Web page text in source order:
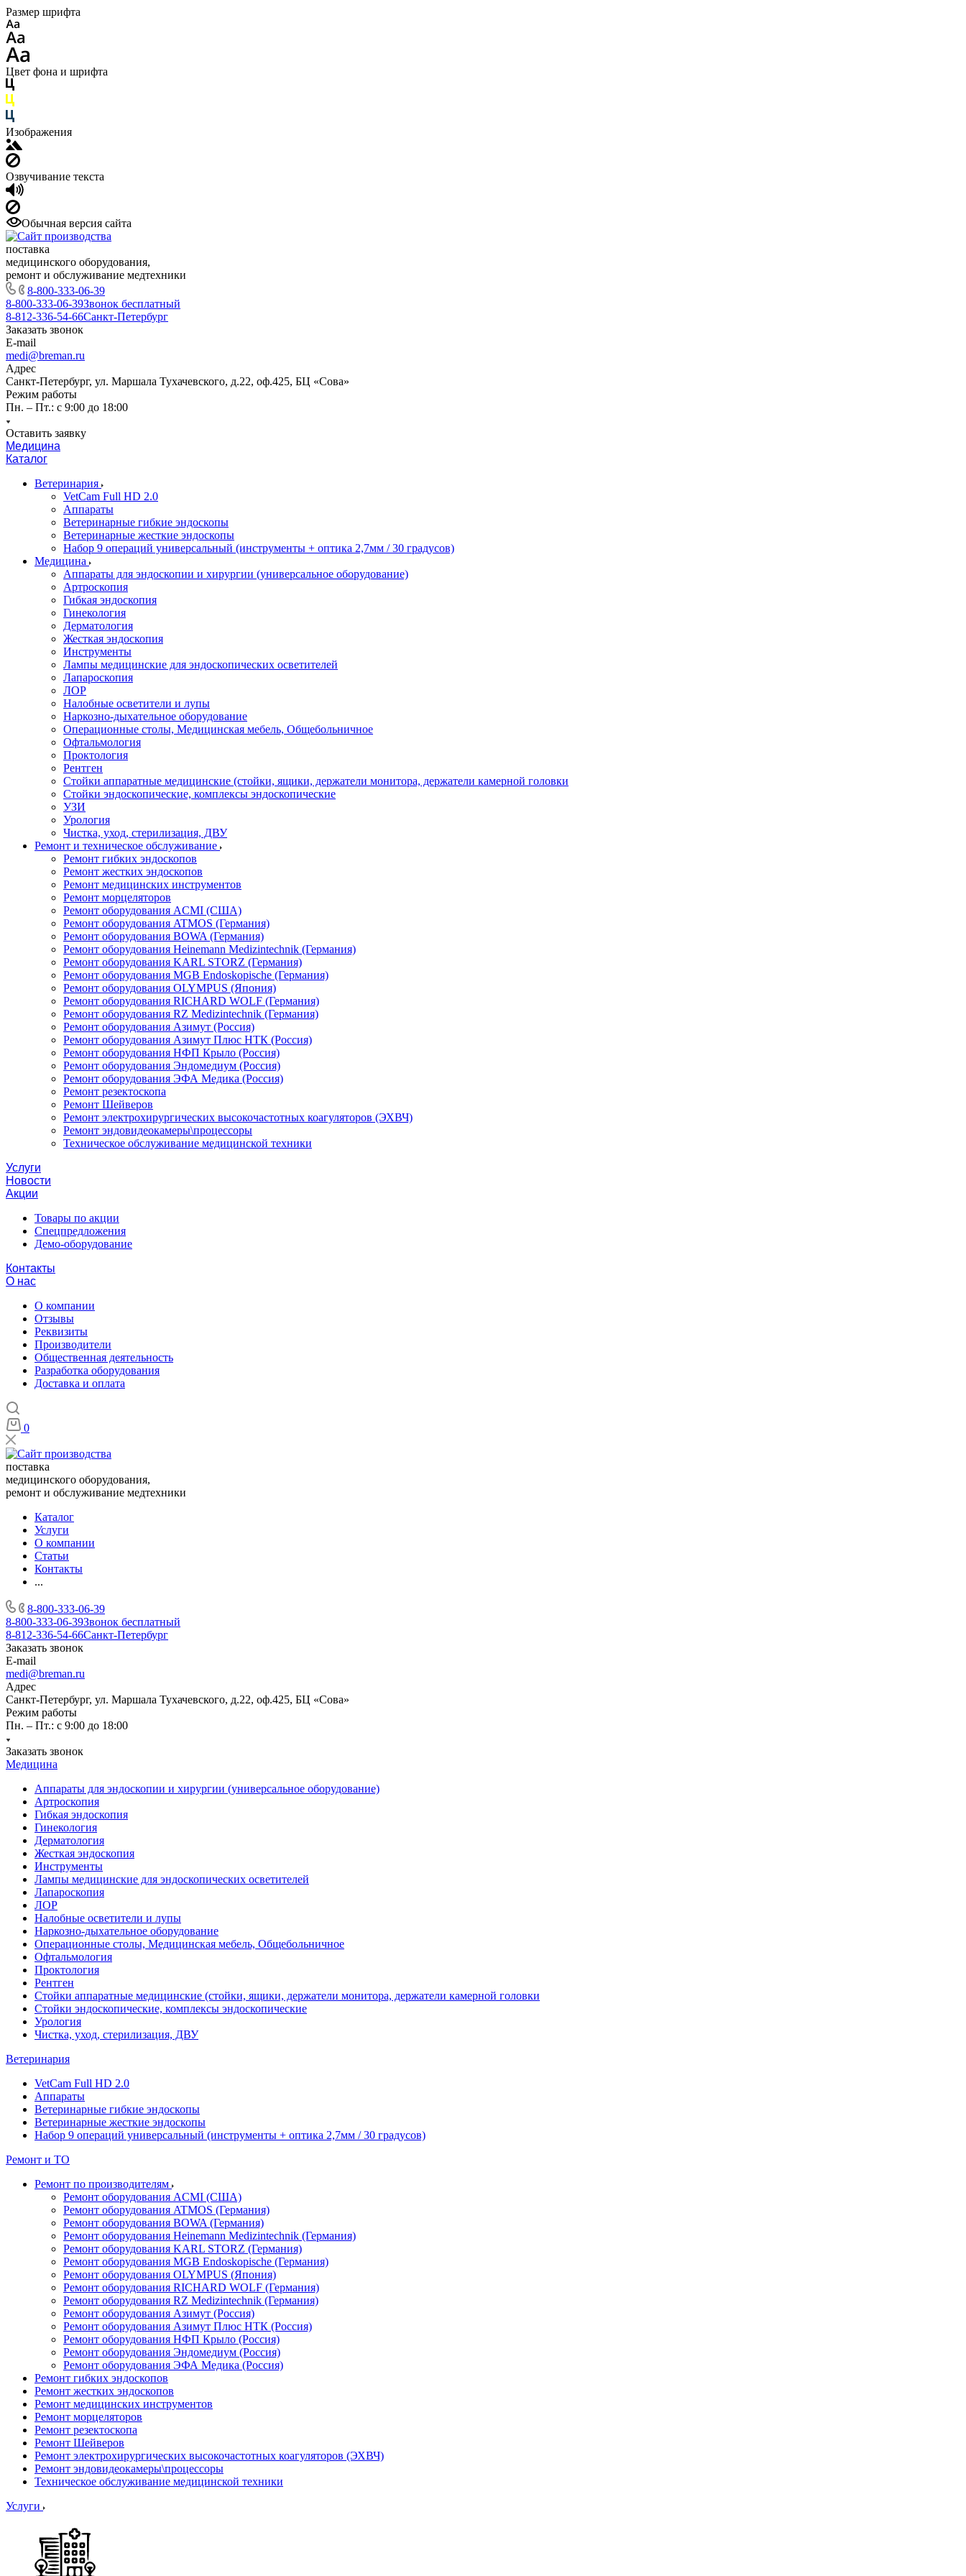
Размер шрифта
Цвет фона и шрифта
Изображения
Озвучивание текста
Обычная версия сайта
поставка
медицинского оборудования,
ремонт и обслуживание медтехники
8-800-333-06-39
8-800-333-06-39Звонок бесплатный
8-812-336-54-66Санкт-Петербург
Заказать звонок
E-mail
medi@breman.ru
Адрес
Санкт-Петербург, ул. Маршала Тухачевского, д.22, оф.425, БЦ «Сова»
Режим работы
Пн. – Пт.: с 9:00 до 18:00
Оставить заявку
Медицина
Каталог
Ветеринария
VetCam Full HD 2.0
Аппараты
Ветеринарные гибкие эндоскопы
Ветеринарные жесткие эндоскопы
Набор 9 операций универсальный (инструменты + оптика 2,7мм / 30 градусов)
Медицина
Аппараты для эндоскопии и хирургии (универсальное оборудование)
Артроскопия
Гибкая эндоскопия
Гинекология
Дерматология
Жесткая эндоскопия
Инструменты
Лампы медицинские для эндоскопических осветителей
Лапароскопия
ЛОР
Налобные осветители и лупы
Наркозно-дыхательное оборудование
Операционные столы, Медицинская мебель, Общебольничное
Офтальмология
Проктология
Рентген
Стойки аппаратные медицинские (стойки, ящики, держатели монитора, держатели камерной головки
Стойки эндоскопические, комплексы эндоскопические
УЗИ
Урология
Чистка, уход, стерилизация, ДВУ
Ремонт и техническое обслуживание
Ремонт гибких эндоскопов
Ремонт жестких эндоскопов
Ремонт медицинских инструментов
Ремонт морцеляторов
Ремонт оборудования ACMI (США)
Ремонт оборудования ATMOS (Германия)
Ремонт оборудования BOWA (Германия)
Ремонт оборудования Heinemann Medizintechnik (Германия)
Ремонт оборудования KARL STORZ (Германия)
Ремонт оборудования MGB Endoskopische (Германия)
Ремонт оборудования OLYMPUS (Япония)
Ремонт оборудования RICHARD WOLF (Германия)
Ремонт оборудования RZ Medizintechnik (Германия)
Ремонт оборудования Азимут (Россия)
Ремонт оборудования Азимут Плюс НТК (Россия)
Ремонт оборудования НФП Крыло (Россия)
Ремонт оборудования Эндомедиум (Россия)
Ремонт оборудования ЭФА Медика (Россия)
Ремонт резектоскопа
Ремонт Шейверов
Ремонт электрохирургических высокочастотных коагуляторов (ЭХВЧ)
Ремонт эндовидеокамеры\процессоры
Техническое обслуживание медицинской техники
Услуги
Новости
Акции
Товары по акции
Спецпредложения
Демо-оборудование
Контакты
О нас
О компании
Отзывы
Реквизиты
Производители
Общественная деятельность
Разработка оборудования
Доставка и оплата
0
поставка
медицинского оборудования,
ремонт и обслуживание медтехники
Каталог
Услуги
О компании
Статьи
Контакты
...
8-800-333-06-39
8-800-333-06-39Звонок бесплатный
8-812-336-54-66Санкт-Петербург
Заказать звонок
E-mail
medi@breman.ru
Адрес
Санкт-Петербург, ул. Маршала Тухачевского, д.22, оф.425, БЦ «Сова»
Режим работы
Пн. – Пт.: с 9:00 до 18:00
Заказать звонок
Медицина
Аппараты для эндоскопии и хирургии (универсальное оборудование)
Артроскопия
Гибкая эндоскопия
Гинекология
Дерматология
Жесткая эндоскопия
Инструменты
Лампы медицинские для эндоскопических осветителей
Лапароскопия
ЛОР
Налобные осветители и лупы
Наркозно-дыхательное оборудование
Операционные столы, Медицинская мебель, Общебольничное
Офтальмология
Проктология
Рентген
Стойки аппаратные медицинские (стойки, ящики, держатели монитора, держатели камерной головки
Стойки эндоскопические, комплексы эндоскопические
Урология
Чистка, уход, стерилизация, ДВУ
Ветеринария
VetCam Full HD 2.0
Аппараты
Ветеринарные гибкие эндоскопы
Ветеринарные жесткие эндоскопы
Набор 9 операций универсальный (инструменты + оптика 2,7мм / 30 градусов)
Ремонт и ТО
Ремонт по производителям
Ремонт оборудования ACMI (США)
Ремонт оборудования ATMOS (Германия)
Ремонт оборудования BOWA (Германия)
Ремонт оборудования Heinemann Medizintechnik (Германия)
Ремонт оборудования KARL STORZ (Германия)
Ремонт оборудования MGB Endoskopische (Германия)
Ремонт оборудования OLYMPUS (Япония)
Ремонт оборудования RICHARD WOLF (Германия)
Ремонт оборудования RZ Medizintechnik (Германия)
Ремонт оборудования Азимут (Россия)
Ремонт оборудования Азимут Плюс НТК (Россия)
Ремонт оборудования НФП Крыло (Россия)
Ремонт оборудования Эндомедиум (Россия)
Ремонт оборудования ЭФА Медика (Россия)
Ремонт гибких эндоскопов
Ремонт жестких эндоскопов
Ремонт медицинских инструментов
Ремонт морцеляторов
Ремонт резектоскопа
Ремонт Шейверов
Ремонт электрохирургических высокочастотных коагуляторов (ЭХВЧ)
Ремонт эндовидеокамеры\процессоры
Техническое обслуживание медицинской техники
Услуги